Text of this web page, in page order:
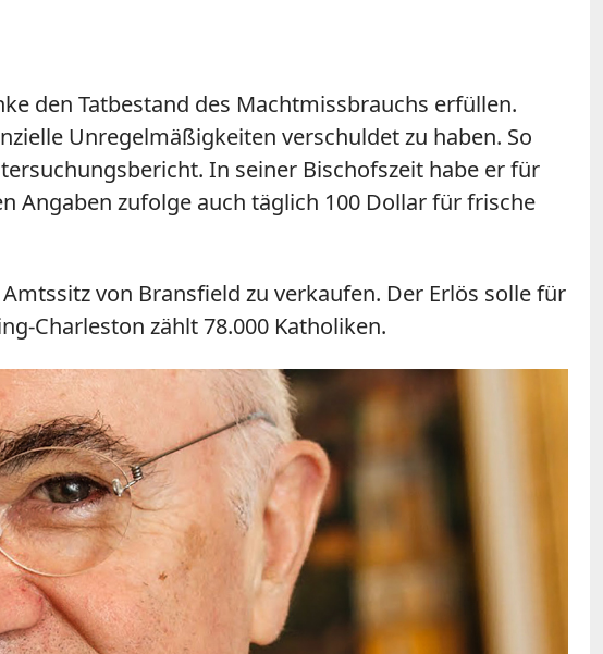
den Tatbestand des Machtmissbrauchs erfüllen.
Unregelmäßigkeiten verschuldet zu haben. So
In seiner Bischofszeit habe er für
Angaben zufolge auch täglich 100 Dollar für frische
von Bransfield zu verkaufen. Der Erlös solle für
Charleston zählt 78.000 Katholiken.